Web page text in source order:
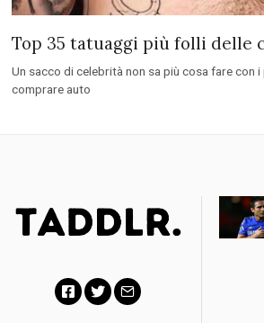
Top 35 tatuaggi più folli delle
Un sacco di celebrità non sa più cosa fare con
comprare auto